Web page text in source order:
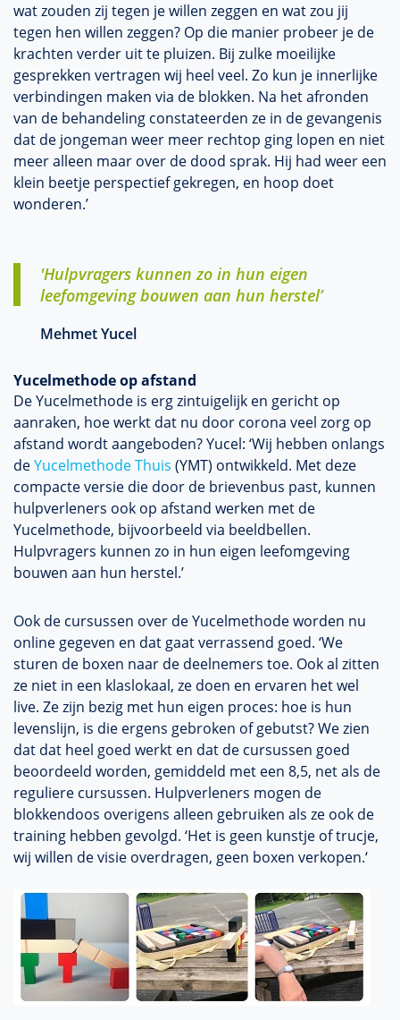
wat zouden zij tegen je willen zeggen en wat zou jij
tegen hen willen zeggen? Op die manier probeer je de
krachten verder uit te pluizen. Bij zulke moeilijke
gesprekken vertragen wij heel veel. Zo kun je innerlijke
verbindingen maken via de blokken. Na het afronden
van de behandeling constateerden ze in de gevangenis
dat de jongeman weer meer rechtop ging lopen en niet
meer alleen maar over de dood sprak. Hij had weer een
klein beetje perspectief gekregen, en hoop doet
wonderen.’
'Hulpvragers kunnen zo in hun eigen
leefomgeving bouwen aan hun herstel’
Mehmet Yucel
Yucelmethode op afstand
De Yucelmethode is erg zintuigelijk en gericht op
aanraken, hoe werkt dat nu door corona veel zorg op
afstand wordt aangeboden? Yucel: ‘Wij hebben onlangs
deYucelmethode Thuis (YMT) ontwikkeld. Met deze
compacte versie die door de brievenbus past, kunnen
hulpverleners ook op afstand werken met de
Yucelmethode, bijvoorbeeld via beeldbellen.
Hulpvragers kunnen zo in hun eigen leefomgeving
bouwen aan hun herstel.’
Ook de cursussen over de Yucelmethode worden nu
online gegeven en dat gaat verrassend goed. ‘We
sturen de boxen naar de deelnemers toe. Ook al zitten
ze niet in een klaslokaal, ze doen en ervaren het wel
live. Ze zijn bezig met hun eigen proces: hoe is hun
levenslijn, is die ergens gebroken of gebutst? We zien
dat dat heel goed werkt en dat de cursussen goed
beoordeeld worden, gemiddeld met een 8,5, net als de
reguliere cursussen. Hulpverleners mogen de
blokkendoos overigens alleen gebruiken als ze ook de
training hebben gevolgd. ‘Het is geen kunstje of trucje,
wij willen de visie overdragen, geen boxen verkopen.‘